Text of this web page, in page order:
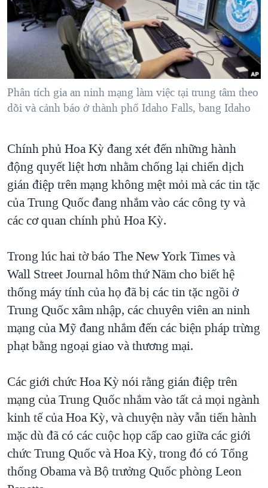
"Tìm"NGƯỜI VIỆT HẢI NGOẠI
ĐỜI SỐNG
KHOA HỌC
SỨC KHOẺ
GIÁO DỤC
TẠI
HÀNH TRÌNH BẦU CỬ 2024
MỘT NĂM CHIẾN TRANH TẠI DẢI GAZA
GIẢI MÃ VÀNH ĐAI & CON ĐƯỜNG
NGÀY TỊ NẠN THẾ GIỚI
TRỊNH VĨNH BÌNH - NGƯỜI HẠ 'BÊN THẮNG CUỘC'
CHI PHÍ CHIẾN TRANH AFGHANISTAN
CÁC GIÁ TRỊ CỘNG HÒA Ở VIỆT NAM
THƯỢNG ĐỈNH TRUMP-KIM TẠI VIỆT NAM
TRỊNH VĨNH BÌNH VS. CHÍNH PHỦ VIỆT NAM
BÊN KIA QUỐC LỘ: TIẾNG VỌNG TỪ NÔNG THÔN MỸ
VIDEO
NGHE
MẠNG XÃ HỘI
Phân tích gia an ninh mạng làm việc tại trung tâm theo
dõi và cảnh báo ở thành phố Idaho Falls, bang Idaho
Chính phủ Hoa Kỳ đang xét đến những hành
động quyết liệt hơn nhằm chống lại chiến dịch
gián điệp trên mạng không mệt mỏi mà các tin tặc
của Trung Quốc đang nhắm vào các công ty và
các cơ quan chính phủ Hoa Kỳ.
Trong lúc hai tờ báo The New York Times và
Wall Street Journal hôm thứ Năm cho biết hệ
thống máy tính của họ đã bị các tin tặc ngồi ở
Trung Quốc xâm nhập, các chuyên viên an ninh
mạng của Mỹ đang nhắm đến các biện pháp trừng
phạt bằng ngoại giao và thương mại.
Các giới chức Hoa Kỳ nói rằng gián điệp trên
mạng của Trung Quốc nhắm vào tất cả mọi ngành
kinh tế của Hoa Kỳ, và chuyện này vẫn tiến hành
mặc dù đã có các cuộc họp cấp cao giữa các giới
chức Trung Quốc và Hoa Kỳ, trong đó có Tổng
thống Obama và Bộ trưởng Quốc phòng Leon